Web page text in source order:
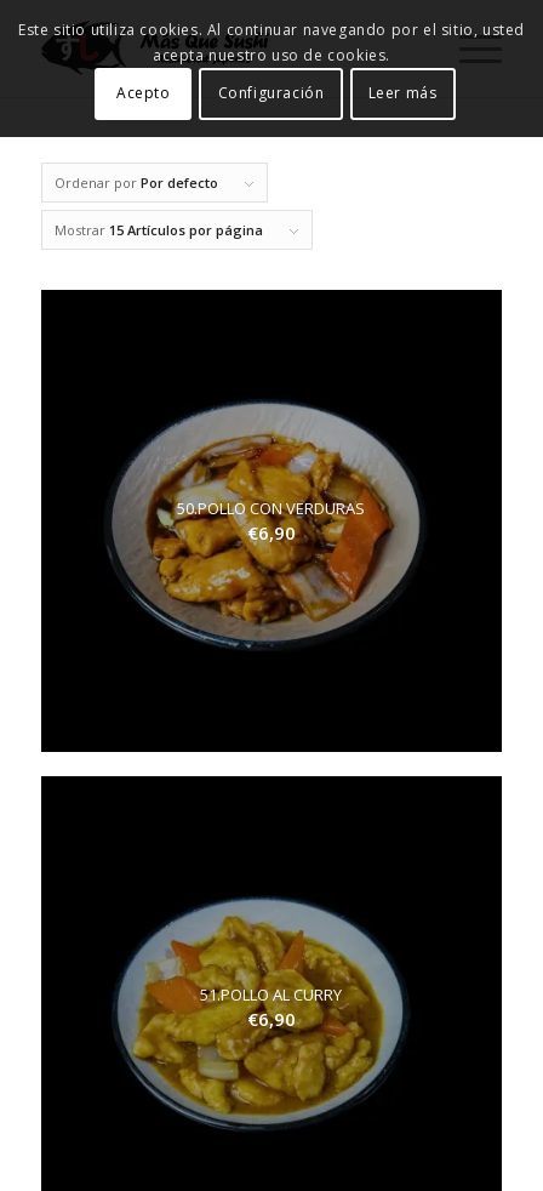
Ordenar por Por defecto
Mostrar 15 Artículos por página
50.POLLO CON VERDURAS
€6,90
51.POLLO AL CURRY
€6,90
Este sitio utiliza cookies. Al continuar navegando por el sitio, usted
acepta nuestro uso de cookies.
Acepto
Configuración Leer más